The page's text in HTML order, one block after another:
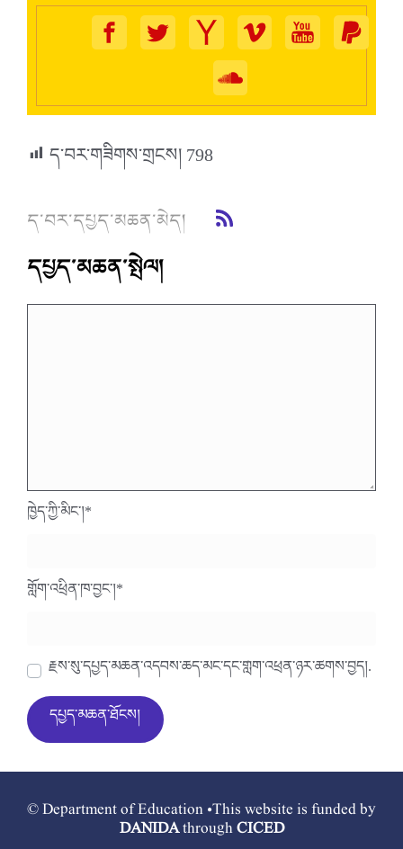
ད་བར་གཟིགས་གྲངས།798
ད་བར་དཔྱད་མཆན་མེད།
དཔྱད་མཆན་སྤེལ།
ཁྱེད་ཀྱི་མིང་།*
གློག་འཕྲིན་ཁ་བྱང་།*
རྗེས་སུ་དཔྱད་མཆན་འདེབས་ཆེད་མིང་དང་གློག་འཕྲིན་ཉར་ཚགས་བྱེད།.
© Department of Education •This website is funded by
DANIDAthroughCICED